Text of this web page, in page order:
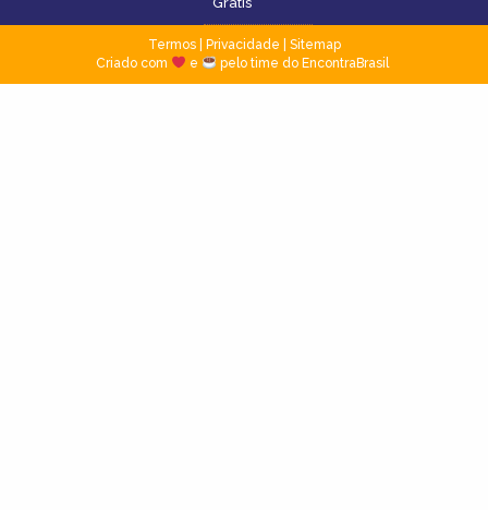
Termos| Privacidade
Sitemap
Criado com
e pelo time do EncontraBrasil